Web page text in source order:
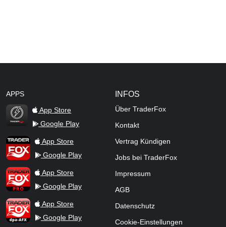
APPS
TraderFox Flash
App Store
Google Play
TraderFox AppApp Store
Google Play
TraderFox ProApp Store
Google Play
TraderFox dpa-AFX ProFeed
App Store
Google Play
INFOS
Über TraderFox
Kontakt
Vertrag Kündigen
Jobs bei TraderFox
Impressum
AGB
Datenschutz
Cookie-Einstellungen